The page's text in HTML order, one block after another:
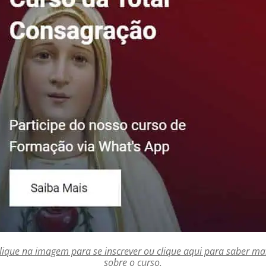
na imagem para se inscrever ou clique aqui para saber
sobre o curso.